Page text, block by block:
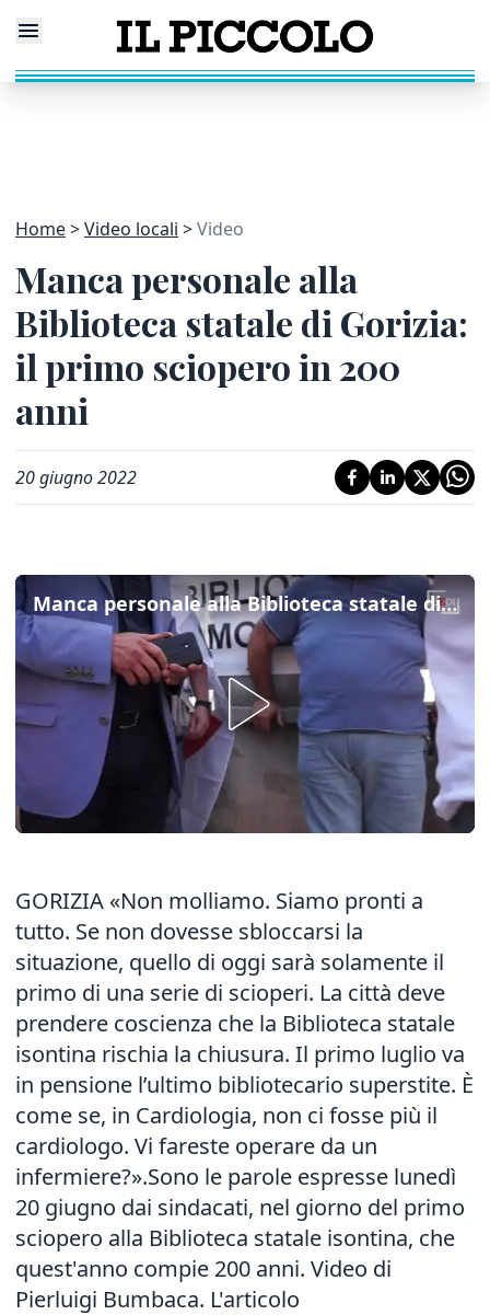
Home Video locali Video
Manca personale alla
Biblioteca statale di Gorizia:
il primo sciopero in 200
anni
20 giugno 2022
Manca personale alla Biblioteca statale di Gorizia: il primo sciopero in 200 anni
GORIZIA «Non molliamo. Siamo pronti a
tutto. Se non dovesse sbloccarsi la
situazione, quello di oggi sarà solamente il
primo di una serie di scioperi. La città deve
prendere coscienza che la Biblioteca statale
isontina rischia la chiusura. Il primo luglio va
in pensione l’ultimo bibliotecario superstite. È
come se, in Cardiologia, non ci fosse più il
cardiologo. Vi fareste operare da un
infermiere?».Sono le parole espresse lunedì
20 giugno dai sindacati, nel giorno del primo
sciopero alla Biblioteca statale isontina, che
quest'anno compie 200 anni. Video di
Pierluigi Bumbaca. L'articolo